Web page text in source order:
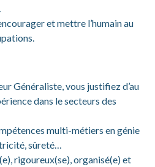
et mettre l’humain au
Généraliste, vous justifiez d’au
dans le secteurs des
multi-métiers en génie
sûreté…
rigoureux(se), organisé(e) et